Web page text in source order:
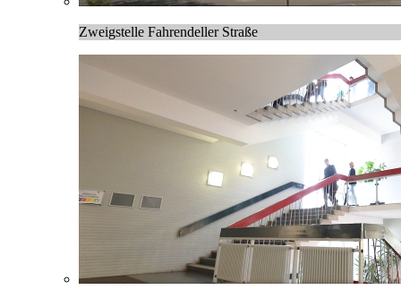
Zweigstelle Fahrendeller Straße